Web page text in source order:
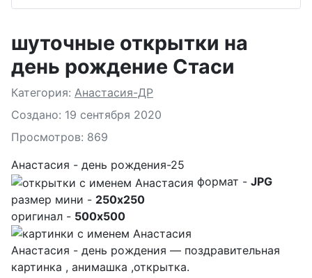
шуточные открытки на
день рождение Стаси
Подробности
Категория: Анастасия-ДР
Создано: 19 сентября 2020
Просмотров: 869
Анастасия - день рождения-25
формат - JPG
размер мини - 250x250
оригинал - 500x500
Анастасия - день рождения — поздравительная
картинка , анимашка ,открытка.